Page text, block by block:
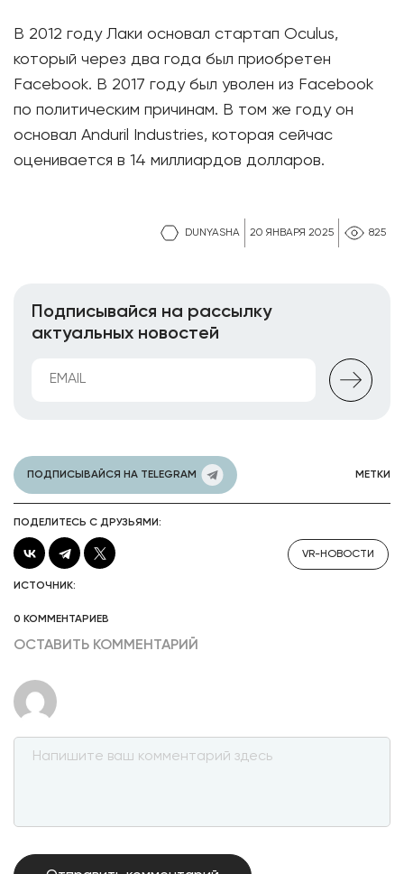
DUNYASHA 20 ЯНВАРЯ 2025 825
В 2012 году Лаки основал стартап Oculus,
который через два года был приобретен
Facebook. В 2017 году был уволен из Facebook
по политическим причинам. В том же году он
основал Anduril Industries, которая сейчас
оценивается в 14 миллиардов долларов.
Подписывайся на рассылку
актуальных новостей
ПОДПИСЫВАЙСЯ НА TELEGRAM МЕТКИ
ПОДЕЛИТЕСЬ С ДРУЗЬЯМИ:
VR-НОВОСТИ
ИСТОЧНИК:
0 КОММЕНТАРИЕВ
ОСТАВИТЬ КОММЕНТАРИЙ